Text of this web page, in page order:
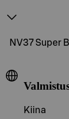
NV37 Super
Kiina